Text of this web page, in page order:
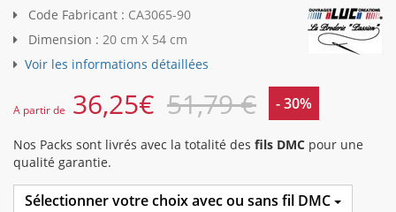
Code Fabricant : CA3065-90
Dimension : 20 cm X 54 cm
Voir les informations détaillées
A partir de 36,25€ 51,79 € - 30%
Nos Packs sont livrés avec la totalité des fils DMC pour une
qualité garantie.
Sélectionner votre choix avec ou sans fil DMC